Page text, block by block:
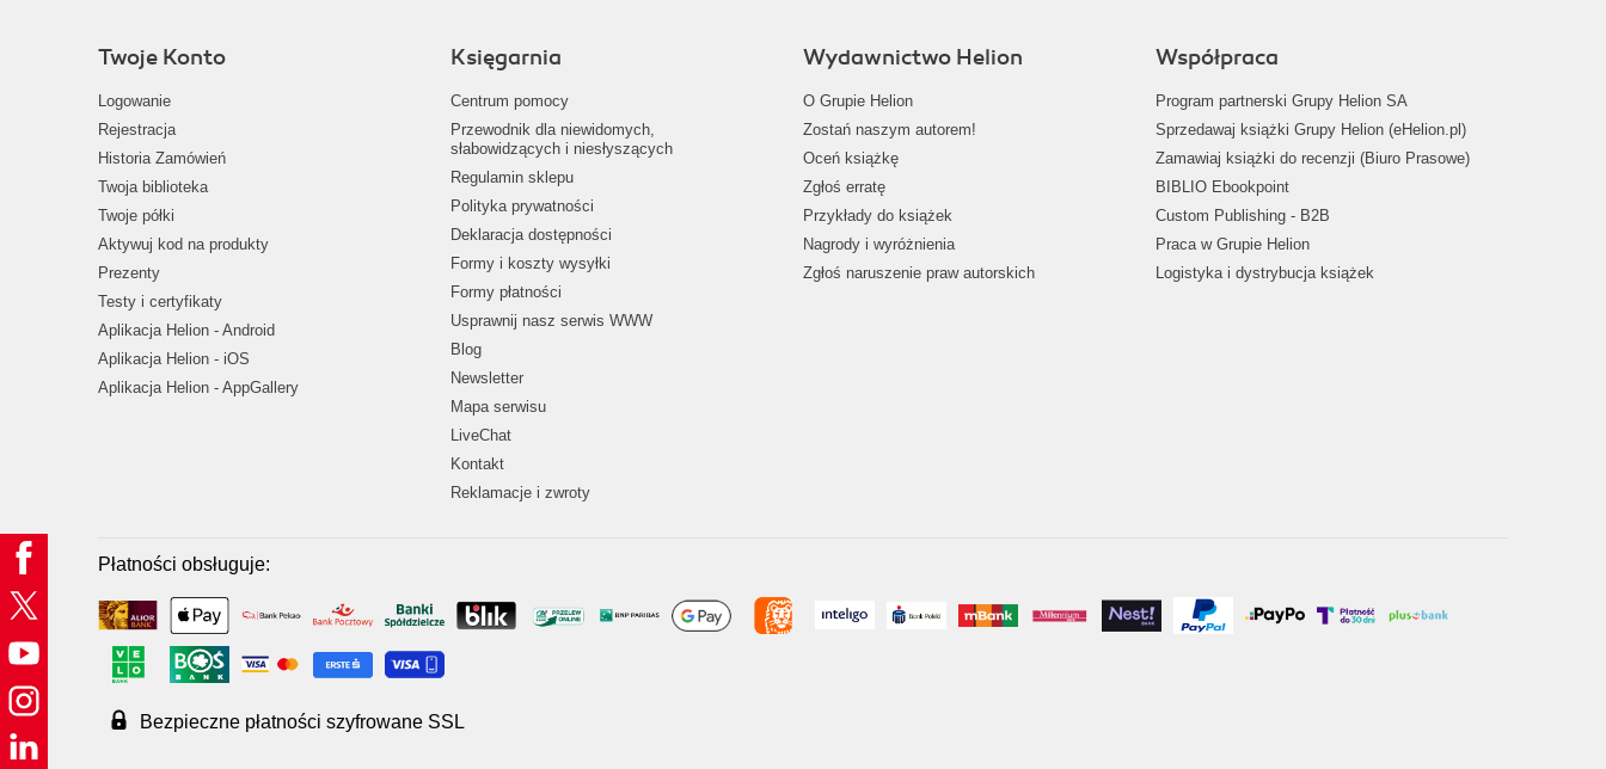
Twoje Konto
Logowanie
Rejestracja
Historia Zamówień
Twoja biblioteka
Twoje półki
Aktywuj kod na produkty
Prezenty
Testy i certyfikaty
Aplikacja Helion - Android
Aplikacja Helion - iOS
Aplikacja Helion - AppGallery
Księgarnia
Centrum pomocy
Przewodnik dla niewidomych,
słabowidzących i niesłyszących
Regulamin sklepu
Polityka prywatności
Deklaracja dostępności
Formy i koszty wysyłki
Formy płatności
Usprawnij nasz serwis WWW
Blog
Newsletter
Mapa serwisu
LiveChat
Kontakt
Reklamacje i zwroty
Wydawnictwo Helion
O Grupie Helion
Zostań naszym autorem!
Oceń książkę
Zgłoś erratę
Przykłady do książek
Nagrody i wyróżnienia
Zgłoś naruszenie praw autorskich
Współpraca
Program partnerski Grupy Helion SA
Sprzedawaj książki Grupy Helion (eHelion.pl)
Zamawiaj książki do recenzji (Biuro Prasowe)
BIBLIO Ebookpoint
Custom Publishing - B2B
Praca w Grupie Helion
Logistyka i dystrybucja książek
Płatności obsługuje:
Bezpieczne płatności szyfrowane SSL